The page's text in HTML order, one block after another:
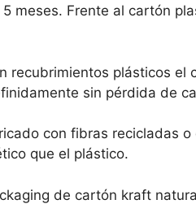
meses. Frente al cartón
recubrimientos plásticos el
sin pérdida de
con fibras recicladas o
que el plástico.
de cartón kraft